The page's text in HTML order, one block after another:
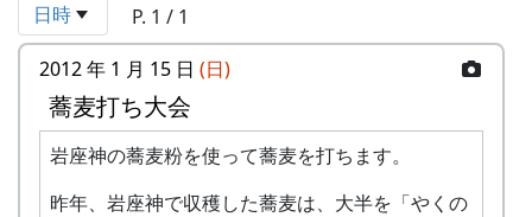
日時
P. 1 / 1
2012 年 1 月 15 日 (日)
蕎麦打ち大会
岩座神の蕎麦粉を使って蕎麦を打ちます。
昨年、岩座神で収穫した蕎麦は、大半を「やくの